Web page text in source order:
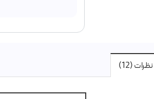
نظرات (12)